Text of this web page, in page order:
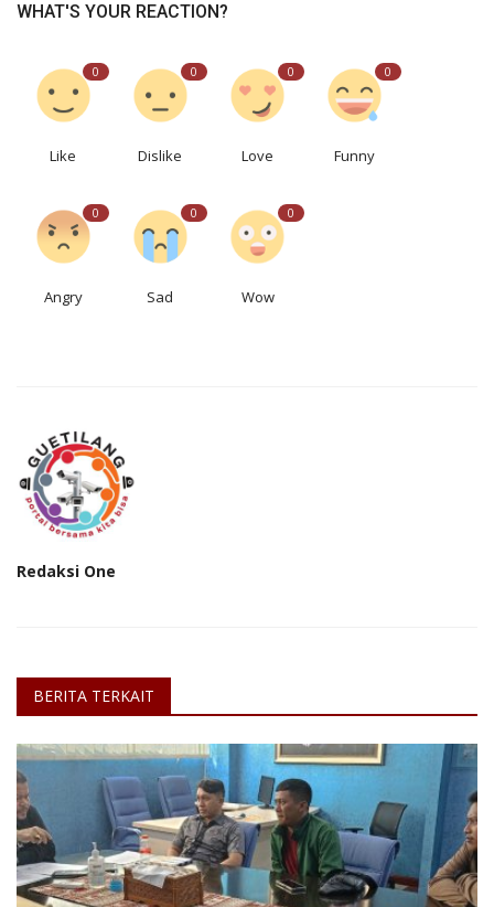
WHAT'S YOUR REACTION?
0
Like
0
Dislike
0
Love
0
Funny
0
Angry
0
Sad
0
Wow
Redaksi One
BERITA TERKAIT